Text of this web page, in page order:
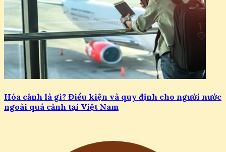
Hóa cảnh là gì? Điều kiện và quy định cho người nước
ngoài quá cảnh tại Việt Nam